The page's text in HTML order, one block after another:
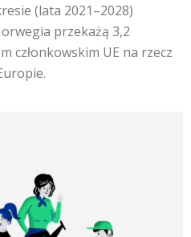
(lata 2021–2028)
przekażą 3,2
członkowskim UE na rzecz